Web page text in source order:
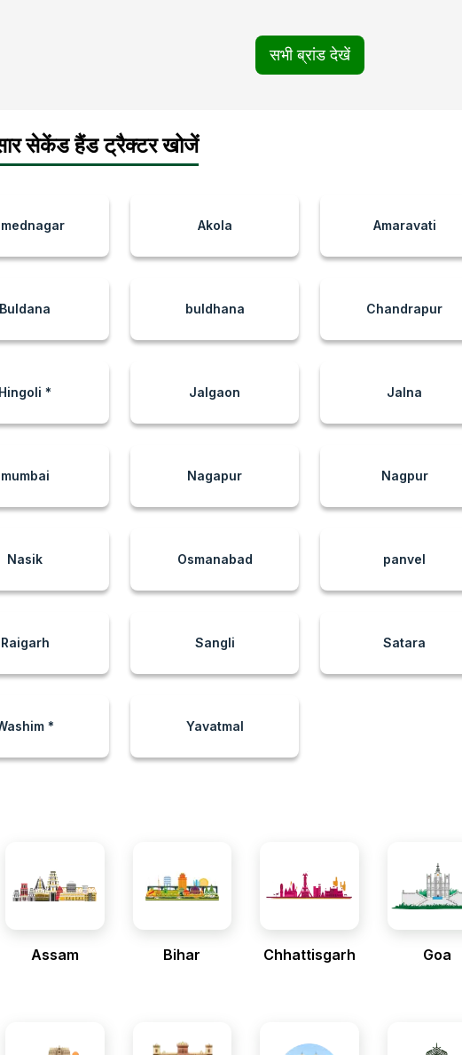
सभी ब्रांड देखें
सेकेंड हैंड ट्रैक्टर खोजें
Akola Amaravati
Buldana buldhana Chandrapur
Hingoli * Jalgaon Jalna
mumbai Nagapur Nagpur
Nasik Osmanabad panvel
Raigarh Sangli Satara
* Yavatmal
Assam Bihar Chhattisgarh Goa